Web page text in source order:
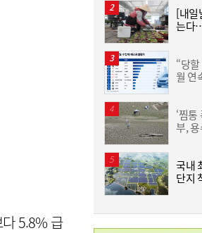
다 5.8% 급
13:54
오세훈 “정비사
세제개편·용산공
13:49
“국민 75.6%, ‘
당, 병적기록 즉각
[내일
는다
“당
월 연
‘찜
부,
국내
단지